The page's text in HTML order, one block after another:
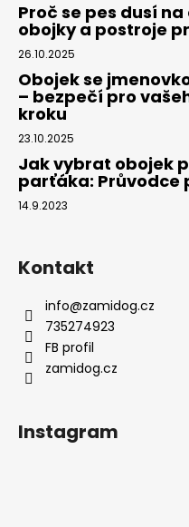
Proč se pes dusí
obojky a postroje
26.10.2025
Obojek se
– bezpečí pro
kroku
23.10.2025
Jak vybrat obojek
parťáka: Průvodce
14.9.2023
Kontakt
info@zamidog.cz
735274923
FB profil
zamidog.cz
Instagram